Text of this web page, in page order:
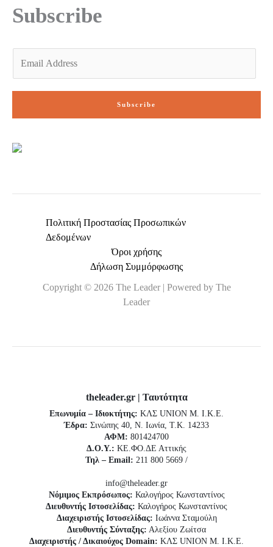
Subscribe
Subscribe
Πολιτική Προστασίας Προσωπικών
Δεδομένων
Όροι χρήσης
Δήλωση Συμμόρφωσης
Copyright © 2026 The Leader | Powered by The
Leader
theleader.gr | Ταυτότητα
Επωνυμία – Ιδιοκτήτης: ΚΛΣ UNION Μ. Ι.Κ.Ε.
Έδρα: Σινώπης 40, Ν. Ιωνία, Τ.Κ. 14233
ΑΦΜ: 801424700
Δ.Ο.Υ.: ΚΕ.ΦΟ.ΔΕ Αττικής
Τηλ – Email: 211 800 5669 /
info@theleader.gr
Νόμιμος Εκπρόσωπος: Καλογήρος Κωνσταντίνος
Διευθυντής Ιστοσελίδας: Καλογήρος Κωνσταντίνος
Διαχειριστής Ιστοσελίδας: Ιωάννα Σταμούλη
Διευθυντής Σύνταξης: Αλεξίου Ζωίτσα
Διαχειριστής / Δικαιούχος Domain: ΚΛΣ UNION Μ. Ι.Κ.Ε.